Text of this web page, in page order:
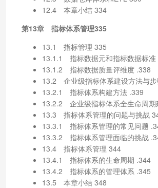
12.4 本章小结 334
第13章 指标体系管理335
13.1 指标管理 335
13.1.1 指标数据元和指标数据标准
13.1.2 指标数据质量评维度 .338
13.2 企业级指标体系建设方法与
13.2.1 指标体系构建方法 .339
13.2.2 企业级指标体系全生命周期
13.3 指标体系管理的问题与挑战
13.3.1 指标体系管理的常见问题
13.3.2 指标体系管理面临的挑战
13.4 指标体系管理 344
13.4.1 指标体系的生命周期 .344
13.4.2 指标体系的管理体系 .345
13.5 本章小结 348